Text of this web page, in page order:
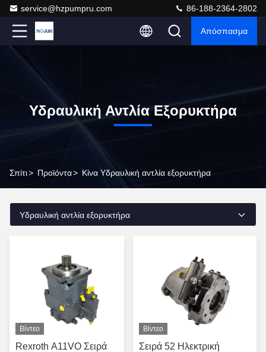
service@hzpumpru.com 86-188-2364-2802
Απόσπασμα
Υδραυλική Αντλία Εξορυκτήρα
Σπίτι> Προϊόντα> Κίνα Υδραυλική αντλία εξορυκτήρα
Υδραυλική αντλία εξορυκτήρα
Βίντεο
Rexroth A11VO Σειρά
Βίντεο
Σειρά 52 Ηλεκτρική